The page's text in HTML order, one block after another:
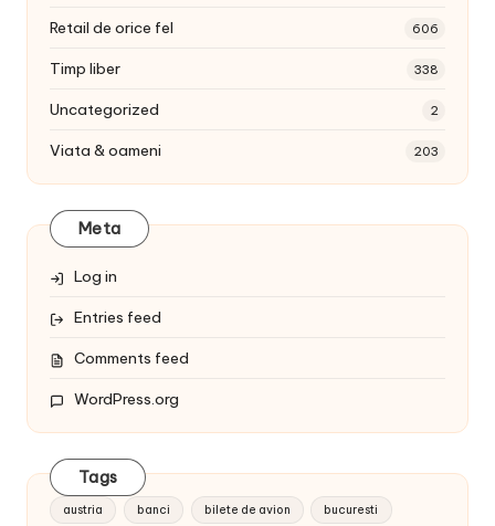
Retail de orice fel 606
Timp liber 338
Uncategorized 2
Viata & oameni 203
Meta
Log in
Entries feed
Comments feed
WordPress.org
Tags
austria banci bilete de avion bucuresti